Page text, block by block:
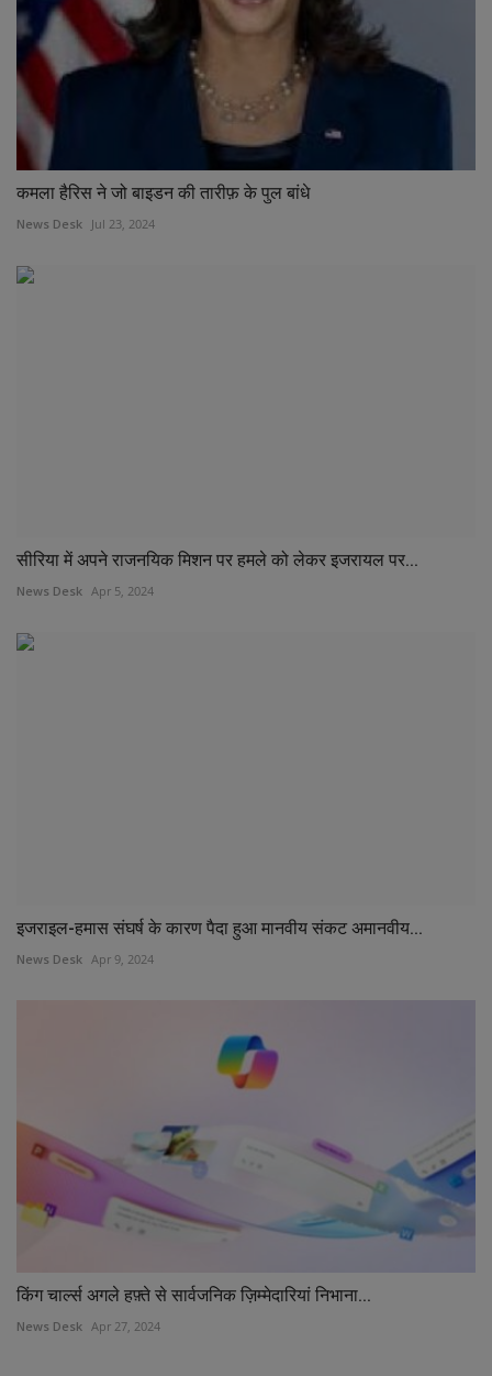
कमला हैरिस ने जो बाइडन की तारीफ़ के पुल बांधे
News Desk Jul 23, 2024
सीरिया में अपने राजनयिक मिशन पर हमले को लेकर इजरायल पर...
News Desk Apr 5, 2024
इजराइल-हमास संघर्ष के कारण पैदा हुआ मानवीय संकट अमानवीय...
News Desk Apr 9, 2024
किंग चार्ल्स अगले हफ़्ते से सार्वजनिक ज़िम्मेदारियां निभाना...
News Desk Apr 27, 2024